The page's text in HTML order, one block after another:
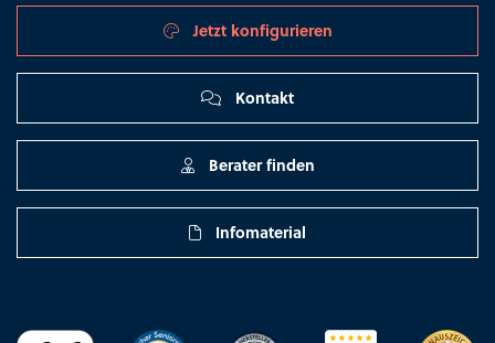
Jetzt konfigurieren
Kontakt
Berater finden
Infomaterial